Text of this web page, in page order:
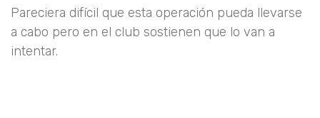
Pareciera difícil que esta operación pueda llevarse
a cabo pero en el club sostienen que lo van a
intentar.